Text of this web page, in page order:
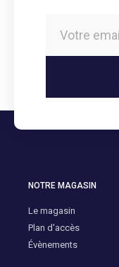
NOTRE MAGASIN
Le magasin
Plan d'accès
Évènements